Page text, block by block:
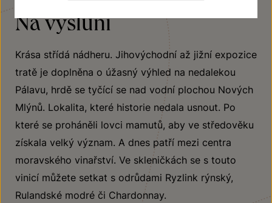
Na výsluní
Krása střídá nádheru. Jihovýchodní až jižní expozice
tratě je doplněna o úžasný výhled na nedalekou
Pálavu, hrdě se tyčící se nad vodní plochou Nových
Mlýnů. Lokalita, které historie nedala usnout. Po
které se proháněli lovci mamutů, aby ve středověku
získala velký význam. A dnes patří mezi centra
moravského vinařství. Ve skleničkách se s touto
vinicí můžete setkat s odrůdami Ryzlink rýnský,
Rulandské modré či Chardonnay.